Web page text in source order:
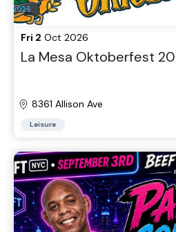
Fri 2 Oct 2026
La Mesa Oktoberfest
8361 Allison Ave
Leisure